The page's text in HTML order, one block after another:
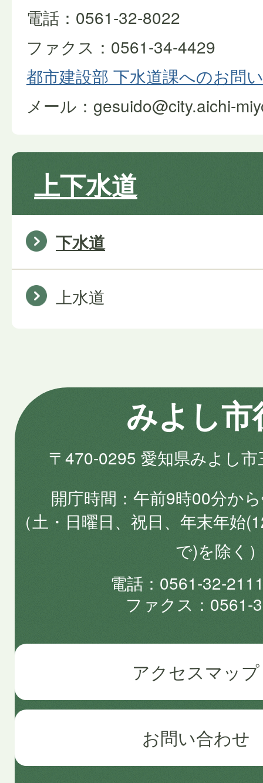
電話：0561-32-8022
ファクス：0561-34-4429
都市建設部 下水道課へのお問
メール：gesuido@city.aichi-
上下水道
下水道
上水道
みよし市
〒470-0295 愛知県みよし
開庁時間
午前9時00分か
（土・日曜日、祝日、年末年始
で)を除く
電話
0561-32-
ファクス
0561-
アクセスマップ
お問い合わせ